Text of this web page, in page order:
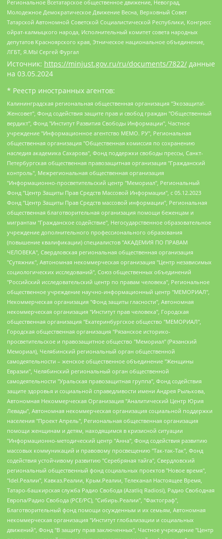
Региональное Всетатарское общественное движение, Невоград,
Молодежное Демократическое Движение Весна, Верховный Совет
Татарской Автономной Советской Социалистической Республики, Конгресс
ойрат-калмыцкого народа, Исполнительный комитет совета народных
депутатов Красноярского края, Этническое национальное объединение,
ЛГБТ, Я.МЫ Сергей Фургал
Источник: https://minjust.gov.ru/ru/documents/7822/ данные
на 03.05.2024
* Реестр иностранных агентов:
Калининградская региональная общественная организация "Экозащита!-Женсовет", Фонд содействия защите прав и свобод граждан "Общественный вердикт", Фонд "Институт Развития Свободы Информации", Частное учреждение "Информационное агентство МЕМО. РУ", Региональная общественная организация "Общественная комиссия по сохранению наследия академика Сахарова", Фонд поддержки свободы прессы, Санкт-Петербургская общественная правозащитная организация "Гражданский контроль", Межрегиональная общественная организация "Информационно-просветительский центр "Мемориал", Региональный Фонд "Центр Защиты Прав Средств Массовой Информации", с 05.12.2023 Фонд "Центр Защиты Прав Средств массовой информации", Региональная общественная благотворительная организация помощи беженцам и мигрантам "Гражданское содействие", Негосударственное образовательное учреждение дополнительного профессионального образования (повышение квалификации) специалистов "АКАДЕМИЯ ПО ПРАВАМ ЧЕЛОВЕКА", Свердловская региональная общественная организация "Сутяжник", Автономная некоммерческая организация "Центр независимых социологических исследований", Союз общественных объединений "Российский исследовательский центр по правам человека", Региональное общественное учреждение научно-информационный центр "МЕМОРИАЛ", Некоммерческая организация "Фонд защиты гласности", Автономная некоммерческая организация "Институт прав человека", Городская общественная организация "Екатеринбургское общество "МЕМОРИАЛ", Городская общественная организация "Рязанское историко-просветительское и правозащитное общество "Мемориал" (Рязанский Мемориал), Челябинский региональный орган общественной самодеятельности – женское общественное объединение "Женщины Евразии", Челябинский региональный орган общественной самодеятельности "Уральская правозащитная группа", Фонд содействия защите здоровья и социальной справедливости имени Андрея Рылькова, Автономная Некоммерческая Организация "Аналитический Центр Юрия Левады", Автономная некоммерческая организация социальной поддержки населения "Проект Апрель", Региональная общественная организация помощи женщинам и детям, находящимся в кризисной ситуации "Информационно-методический центр "Анна", Фонд содействия развитию массовых коммуникаций и правовому просвещению "Так-так-Так", Фонд содействия устойчивому развитию "Серебряная тайга", Свердловский региональный общественный фонд социальных проектов "Новое время", "Idel.Реалии", Кавказ.Реалии, Крым.Реалии, Телеканал Настоящее Время, Татаро-башкирская служба Радио Свобода (Azatliq Radiosi), Радио Свободная Европа/Радио Свобода (PCE/PC), "Сибирь.Реалии", "Фактограф", Благотворительный фонд помощи осужденным и их семьям, Автономная некоммерческая организация "Институт глобализации и социальных движений", Фонд "В защиту прав заключенных", Частное учреждение "Центр поддержки и содействия развитию средств массовой информации", Пензенский региональный общественный благотворительный фонд "Гражданский союз", "Север.Реалии", Некоммерческая организация Фонд "Правовая инициатива", Общество с ограниченной ответственностью "Радио Свободная Европа/Радио Свобода", Чешское информационное агентство "MEDIUM-ORIENT", Красноярская региональная общественная организация "Мы против СПИДа", Камалягин Денис Николаевич, Маркелов Сергей Евгеньевич, Пономарев Лев Александрович, Савицкая Людмила Алексеевна, Автономная некоммерческая организация "Центр по работе с проблемой насилия "НАСИЛИЮ.НЕТ", Межрегиональный профессиональный союз работников здравоохранения "Альянс врачей", Юридическое лицо, зарегистрированное в Латвийской Республике, SIA "Medusa Project" (регистрационный номер 40103797863, дата регистрации 10.06.2014), Некоммерческая организация "Фонд по борьбе с коррупцией", Автономная некоммерческая организация "Институт права и публичной политики", Баданин Роман Сергеевич, Гликин Максим Александрович, Железнова Мария Михайловна, Лукьянова Юлия Сергеевна, Маетная Елизавета Витальевна, Маняхин Петр Борисович, Чуракова Ольга Владимировна, Ярош Юлия Петровна, Юридическое лицо "The Insider SIA", зарегистрированное в Риге, Латвийская Республика (дата регистрации 26.06.2015), являющееся администратором доменного имени интернет-издания "The Insider SIA", https://theins.ru, Постернак Алексей Евгеньевич, Рубин Михаил Аркадьевич, Анин Роман Александрович, Юридическое лицо Istories fonds, зарегистрированное в Латвийской Республике (регистрационный номер 50008295751, дата регистрации 24.02.2020), Великовский Дмитрий Александрович, Долинина Ирина Николаевна, Мароховская Алеся Алексеевна, Шлейнов Роман Юрьевич, Шмагун Олеся Валентиновна, Общество с ограниченной ответственностью "Альтаир 2021", Общество с ограниченной ответственностью "Вега 2021", Общество с ограниченной ответственностью "Главный редактор 2021", Общество с ограниченной ответственностью "Ромашки монолит", Важенков Артем Валерьевич, Ивановская областная общественная организация "Центр гендерных исследований", Гурман Юрий Альбертович, Медиапроект "ОВД-Инфо", Егоров Владимир Владимирович, Жилинский Владимир Александрович, Общество с ограниченной ответственностью "ЗП", Иванова София Юрьевна, Карезина Инна Павловна, Кильтау Екатерина Викторовна, Петров Алексей Викторович, Пискунов Сергей Евгеньевич, Смирнов Сергей Сергеевич, Тихонов Михаил Сергеевич, Общество с ограниченной ответственностью "ЖУРНАЛИСТ-ИНОСТРАННЫЙ АГЕНТ", Арапова Галина Юрьевна, Вольтская Татьяна Анатольевна, Американская компания "Mason G.E.S. Anonymous Foundation" (США), являющаяся владельцем интернет-издания https://mnews.world/, Компания "Stichting Bellingcat", зарегистрированная в Нидерландах (дата регистрации 11.07.2018), Захаров Андрей Вячеславович, Клепиковская Екатерина Дмитриевна, Общество с ограниченной ответственностью "МЕМО", Перл Роман Александрович, Симонов Евгений Алексеевич, Соловьева Елена Анатольевна, Сотников Даниил Владимирович, Сурначева Елизавета Дмитриевна, Автономная некоммерческая организация по защите прав человека и информированию населения "Якутия – Наше Мнение", Общество с ограниченной ответственностью "Москоу диджитал медиа", с 26.01.2023 Общество с ограниченной ответственностью "Чайка Белые сады", Ветошкина Валерия Валерьевна, Заговора Максим Александрович, Межрегиональное общественное движение "Российская ЛГБТ - сеть", Оленичев Максим Владимирович, Павлов Иван Юрьевич, Скворцова Елена Сергеевна, Общество с ограниченной ответственностью "Как бы инагент", Кочетков Игорь Викторович, Общество с ограниченной ответственностью "Честные выборы", Еланчик Олег Александрович, Общество с ограниченной ответственностью "Нобелевский призыв", Гималова Регина Эмилевна, Григорьев Андрей Валерьевич, Григорьева Алина Александровна, Ассоциация по содействию защите прав призывников, альтернативнослужащих и военнослужащих "Правозащитная группа "Гражданин.Армия.Право", Хисамова Регина Фаритовна, Автономная некоммерческая организация по реализации социально-правовых программ "Лилит", Дальневосточное общественное движение "Маяк", Санкт-Петербургская ЛГБТ-инициативная группа "Выход", Инициативная группа ЛГБТ+ "Реверс", Алексеев Андрей Викторович, Бекбулатова Таисия Львовна, Беляев Иван Михайлович, Владыкина Елена Сергеевна, Гельман Марат Александрович, Никульшина Вероника Юрьевна, Толоконникова Надежда Андреевна, Шендерович Виктор Анатольевич, Общество с ограниченной ответственностью "Данное сообщение", Общество с ограниченной ответственностью Издательский дом "Новая глава", Айнбиндер Александра Александровна, Московский комьюнити-центр для ЛГБТ+инициатив, Благотворительный фонд развития филантропии, Deutsche Welle (Германия, Kurt-Schumacher-Strasse 3, 53113 Bonn), Борзунова Мария Михайловна, Воробьев Виктор Викторович, Голубева Анна Львовна, Константинова Алла Михайловна, Малкова Ирина Владимировна, Мурадов Мурад Абдулгалимович, Осетинская Елизавета Николаевна, Понасенков Евгений Николаевич, Ганапольский Матвей Юрьевич, Киселев Евгений Алексеевич, Борухович Ирина Григорьевна, Дремин Иван Тимофеевич, Дубровский Дмитрий Викторович, Красноярская региональная общественная организация поддержки и развития альтернативных образовательных технологий и межкультурных коммуникаций "ИНТЕРРА", Маяковская Екатерина Алексеевна, Фейгин Марк Захарович, Филимонов Андрей Викторович, Дзугкоева Регина Николаевна, Доброхотов Роман Александрович, Дудь Юрий Александрович, Елкин Сергей Владимирович, Кругликов Кирилл Игоревич, Сабунаева Мария Леонидовна, Семенов Алексей Владимирович, Шаинян Карен Багратович, Шульман Екатерина Михайловна, Асафьев Артур Валерьевич, Вахштайн Виктор Семенович, Венедиктов Алексей Алексеевич, Лушникова Екатерина Евгеньевна, Волков Леонид Михайлович, Невзоров Александр Глебович, Пархоменко Сергей Борисович, Сироткин Ярослав Николаевич, Кара-Мурза Владимир Владимирович, Баранова Наталья Владимировна, Гозман Леонид Яковлевич, Кагарлицкий Борис Юльевич, Климарев Михаил Валерьевич, Милов Владимир Станиславович, Автономная некоммерческая организация Краснодарский центр современного искусства "Типография", Моргенштерн Алишер Тагирович, Соболь Любовь Эдуардовна, Общество с ограниченной ответственностью "ЛИЗА НОРМ", Каспаров Гарри Кимович, Ходорковский Михаил Борисович, Общество с ограниченной ответственностью "Апрельские тезисы", Данилович Ирина Брониславовна, Кашин Олег Владимирович, Петров Николай Владимирович, Пивоваров Алексей Владимирович, Соколов Михаил Владимирович, Цветкова Юлия Владимировна, Чичваркин Евгений Александрович, Комитет против пыток/Команда против пыток, Общество с ограниченной ответственностью "Первый научный", Общество с ограниченной ответственностью "Вертолет и ко", Белоцерковская Вероника Борисовна, Кац Максим Евгеньевич, Лазарева Татьяна Юрьевна, Шаведдинов Руслан Табризович, Яшин Илья Валерьевич, Общество с ограниченной ответственностью "Иноагент ААВ", Алешковский Дмитрий Петрович, Альбац Евгения Марковна, Быков Дмитрий Львович, Галямина Юлия Евгеньевна, Лойко Сергей Леонидович, Мартынов Кирилл Константинович, Медведев Сергей Александрович, Крашенинников Федор Геннадиевич, Гордеева Катерина Вл